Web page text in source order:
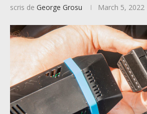
scris de George Grosu March 5, 2022